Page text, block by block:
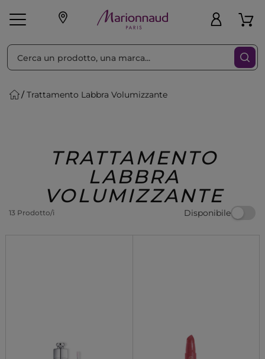
Make-up Profumi
Regalo
Trattamento Labbra Volumizzante
TRATTAMENTO
LABBRA
VOLUMIZZANTE
13 Prodotto/i Disponibile
Ordina per Filtra